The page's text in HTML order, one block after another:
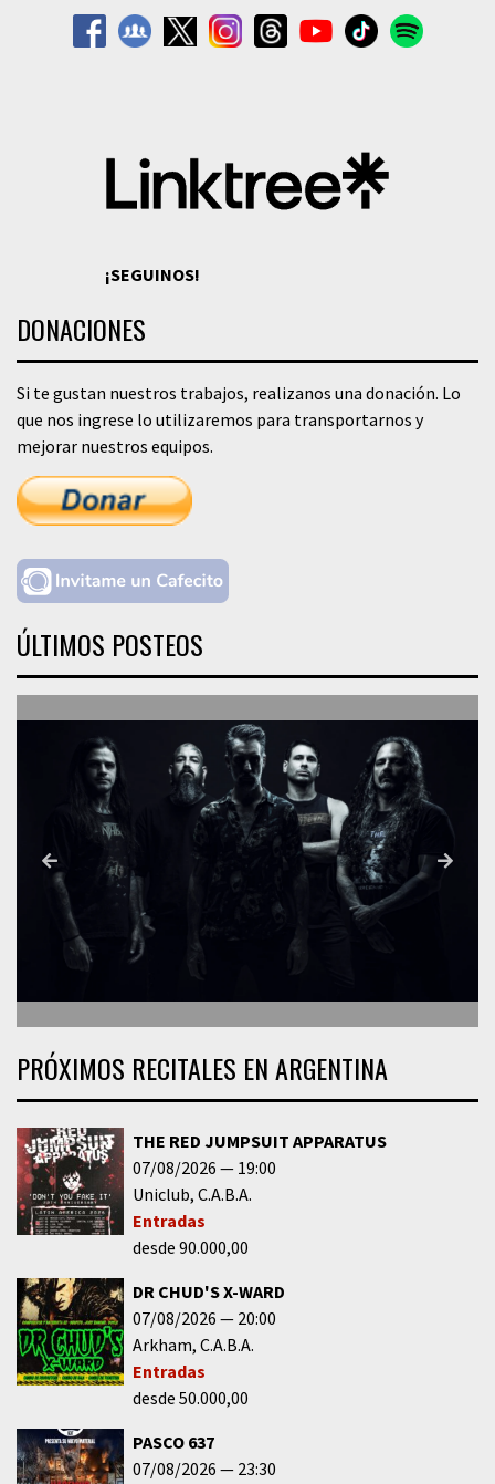
¡SEGUINOS!
DONACIONES
Si te gustan nuestros trabajos, realizanos una donación. Lo
que nos ingrese lo utilizaremos para transportarnos y
mejorar nuestros equipos.
ÚLTIMOS POSTEOS
PRÓXIMOS RECITALES EN ARGENTINA
THE RED JUMPSUIT APPARATUS
07/08/2026
19:00
Uniclub C.A.B.A.
Entradas
desde 90.000,00
DR CHUD'S X-WARD
07/08/2026
20:00
Arkham C.A.B.A.
Entradas
desde 50.000,00
PASCO 637
07/08/2026
23:30